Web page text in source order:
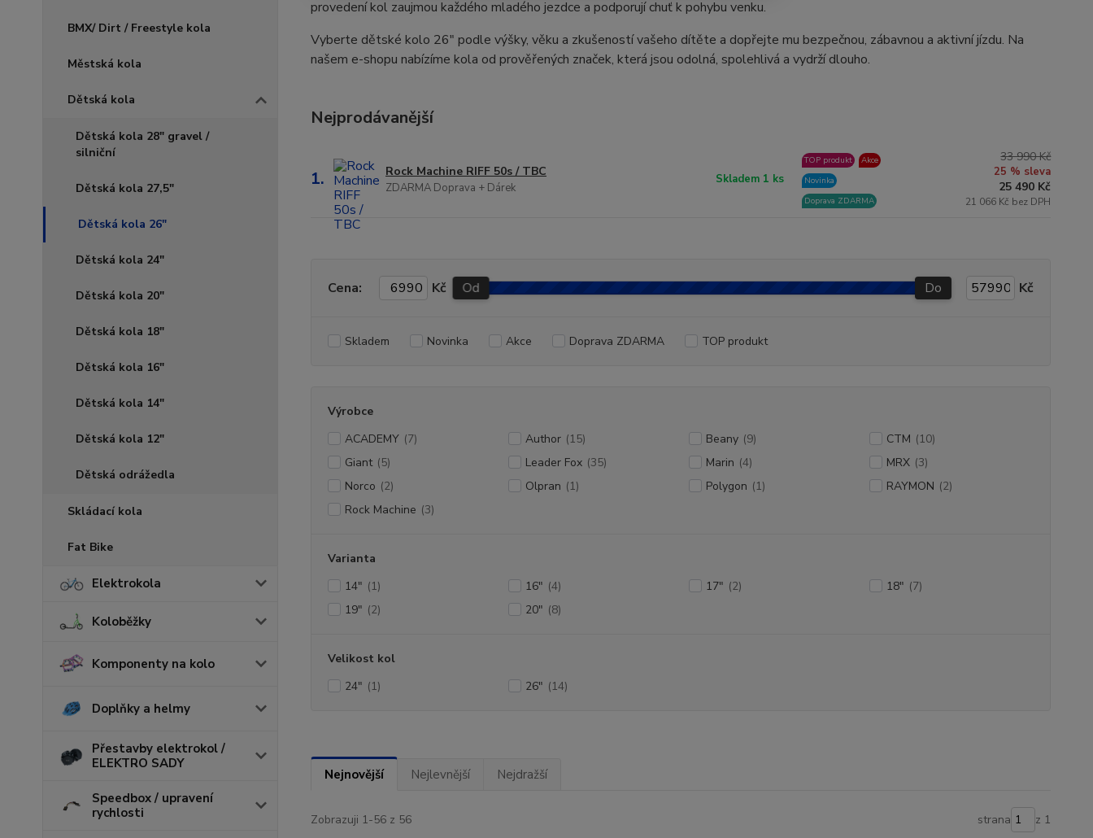
BMX/ Dirt / Freestyle kola
Městská kola
Dětská kola
Dětská kola 28" gravel /
silniční
Dětská kola 27,5"
Dětská kola 26"
Dětská kola 24"
Dětská kola 20"
Dětská kola 18"
Dětská kola 16"
Dětská kola 14"
Dětská kola 12"
Dětská odrážedla
Skládací kola
Fat Bike
Elektrokola
Koloběžky
Komponenty na kolo
Doplňky a helmy
Přestavby elektrokol /
ELEKTRO SADY
Speedbox / upravení
rychlosti
provedení kol zaujmou každého mladého jezdce a podporují chuť k pohybu venku.
Vyberte dětské kolo 26" podle výšky, věku a zkušeností vašeho dítěte a dopřejte mu bezpečnou, zábavnou a aktivní jízdu. Na
našem e-shopu nabízíme kola od prověřených značek, která jsou odolná, spolehlivá a vydrží dlouho.
Nejprodávanější
1. Rock Machine RIFF 50s / TBC
ZDARMA Doprava + Dárek
Skladem 1 ks
TOP produkt
Akce
Novinka
Doprava ZDARMA
33 990 Kč
25 % sleva
25 490 Kč
21 066 Kč bez DPH
Cena: Kč Od Do Kč
Skladem Novinka Akce Doprava ZDARMA TOP produkt
Výrobce
ACADEMY (7) Author (15) Beany (9) CTM (10)
Giant (5) Leader Fox (35) Marin (4) MRX (3)
Norco (2) Olpran (1) Polygon (1) RAYMON (2)
Rock Machine (3)
Varianta
14" (1) 16" (4) 17" (2) 18" (7)
19" (2) 20" (8)
Velikost kol
24" (1) 26" (14)
Nejnovější Nejlevnější Nejdražší
Zobrazuji 1-56 z 56 strana z 1